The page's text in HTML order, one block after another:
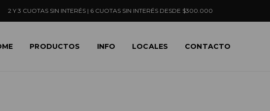
2 Y 3 CUOTAS SIN INTERÉS | 6 CUOTAS SIN INTERÉS DESDE $300.000
PRODUCTOS INFO LOCALES CONTACTO